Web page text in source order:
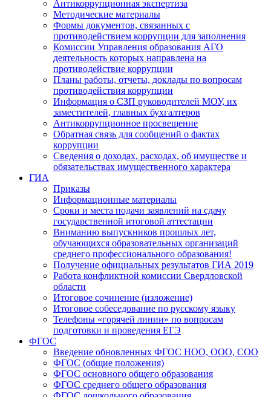
Антикоррупционная экспертиза
Методические материалы
Формы документов, связанных с
противодействием коррупции для заполнения
Комиссии Управления образования АГО
деятельность которых направлена на
противодействие коррупции
Планы работы, отчеты, доклады по вопросам
противодействия коррупции
Информация о СЗП руководителей МОУ, их
заместителей, главных бухгалтеров
Антикоррупционное просвещение
Обратная связь для сообщений о фактах
коррупции
Сведения о доходах, расходах, об имуществе и
обязательствах имущественного характера
ГИА
Приказы
Информационные материалы
Сроки и места подачи заявлений на сдачу
государственной итоговой аттестации
Вниманию выпускников прошлых лет,
обучающихся образовательных организаций
среднего профессионального образования!
Получение официальных результатов ГИА 2019
Работа конфликтной комиссии Свердловской
области
Итоговое сочинение (изложение)
Итоговое собеседование по русскому языку
Телефоны «горячей линии» по вопросам
подготовки и проведения ЕГЭ
ФГОС
Введение обновленных ФГОС НОО, ООО, СОО
ФГОС (общие положения)
ФГОС основного общего образования
ФГОС среднего общего образования